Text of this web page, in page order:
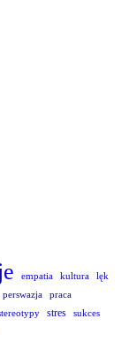
empatia kultura
lęk
perswazja
praca
stres sukces